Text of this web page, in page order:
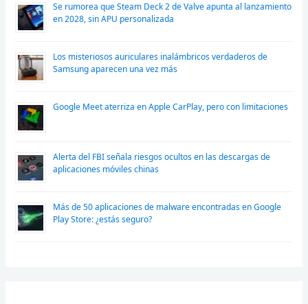
Se rumorea que Steam Deck 2 de Valve apunta al lanzamiento
en 2028, sin APU personalizada
Los misteriosos auriculares inalámbricos verdaderos de
Samsung aparecen una vez más
Google Meet aterriza en Apple CarPlay, pero con limitaciones
Alerta del FBI señala riesgos ocultos en las descargas de
aplicaciones móviles chinas
Más de 50 aplicaciones de malware encontradas en Google
Play Store: ¿estás seguro?